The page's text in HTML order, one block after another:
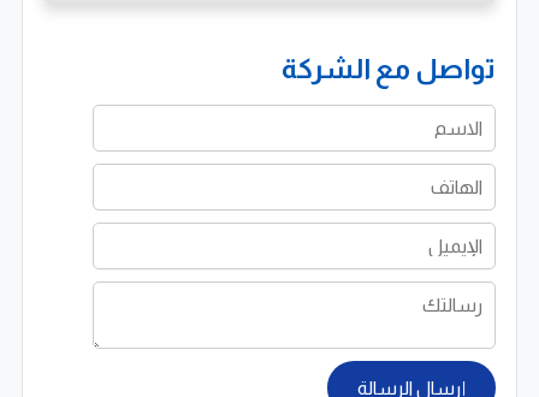
تواصل مع الشركة
إرسال الرسالة